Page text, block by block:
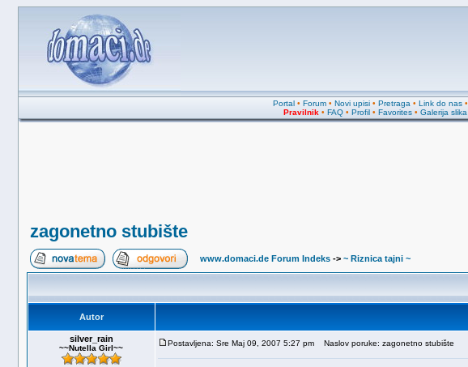
Portal• Forum• Novi upisi• Pretraga • Link do nas•
Pravilnik • FAQ • Profil • Favorites • Galerija slika
zagonetno stubište
www.domaci.de Forum Indeks-> ~ Riznica tajni ~
Autor
silver_rain
~~Nutella Girl~~
Postavljena: Sre Maj 09, 2007 5:27 pm Naslov poruke: zagonetno stubište